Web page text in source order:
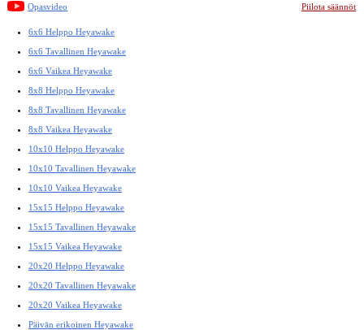
Opasvideo Piilota säännöt
6x6 Helppo Heyawake
6x6 Tavallinen Heyawake
6x6 Vaikea Heyawake
8x8 Helppo Heyawake
8x8 Tavallinen Heyawake
8x8 Vaikea Heyawake
10x10 Helppo Heyawake
10x10 Tavallinen Heyawake
10x10 Vaikea Heyawake
15x15 Helppo Heyawake
15x15 Tavallinen Heyawake
15x15 Vaikea Heyawake
20x20 Helppo Heyawake
20x20 Tavallinen Heyawake
20x20 Vaikea Heyawake
Päivän erikoinen Heyawake